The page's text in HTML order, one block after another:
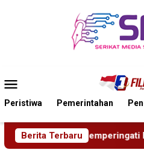
Mobile
Peristiwa Pemerintahan
Berita Terbaru
81 Dan Hari Jadi Ke 702